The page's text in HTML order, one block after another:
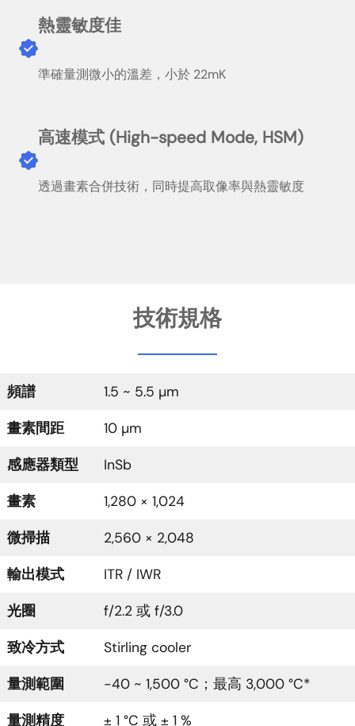
熱靈敏度佳
準確量測微小的溫差，小於 22mK
高速模式 (High-speed Mode, HSM)
透過畫素合併技術，同時提高取像率與熱靈敏度
技術規格
頻譜 1.5 ~ 5.5 µm
畫素間距 10 µm
感應器類型 InSb
畫素 1,280 × 1,024
微掃描 2,560 × 2,048
輸出模式 ITR / IWR
光圈 f/2.2 或 f/3.0
致冷方式 Stirling cooler
量測範圍 -40 ~ 1,500 °C；最高 3,000 °C*
量測精度 ± 1 °C 或 ± 1 %